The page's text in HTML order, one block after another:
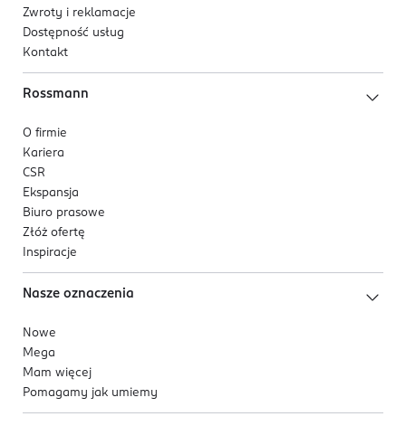
Zwroty i reklamacje
Dostępność usług
Kontakt
Rossmann
O firmie
Kariera
CSR
Ekspansja
Biuro prasowe
Złóż ofertę
Inspiracje
Nasze oznaczenia
Nowe
Mega
Mam więcej
Pomagamy jak umiemy